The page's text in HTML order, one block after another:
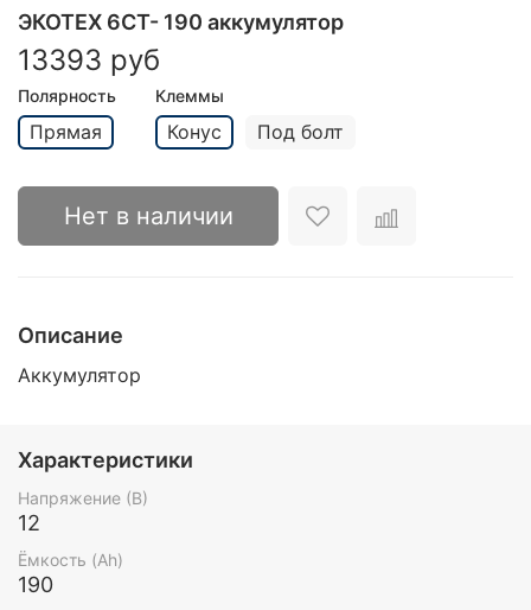
ЭКОТЕХ 6CT- 190 аккумулятор
13393 руб
Полярность
Прямая
Клеммы
Конус Под болт
Нет в наличии
Описание
Аккумулятор
Характеристики
Напряжение (В)
12
Ёмкость (Ah)
190